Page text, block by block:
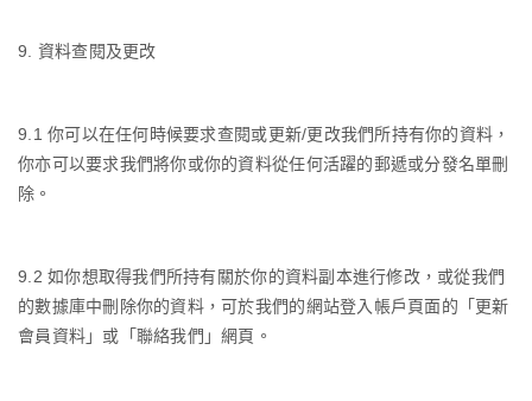
9. 資料查閱及更改
9.1你可以在任何時候要求查閱或更新/更改我們所持有你的資料，
你亦可以要求我們將你或你的資料從任何活躍的郵遞或分發名單刪
除。
9.2如你想取得我們所持有關於你的資料副本進行修改，或從我們
的數據庫中刪除你的資料，可於我們的網站登入帳戶頁面的「更新
會員資料」或「聯絡我們」網頁。